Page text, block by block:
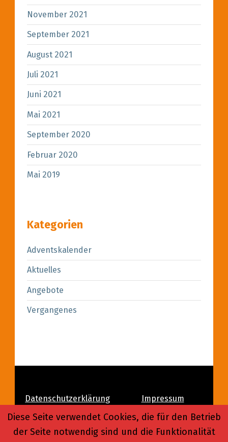
November 2021
September 2021
August 2021
Juli 2021
Juni 2021
Mai 2021
September 2020
Februar 2020
Mai 2019
Kategorien
Adventskalender
Aktuelles
Angebote
Vergangenes
Datenschutzerklärung Impressum
Login
Diese Seite verwendet Cookies, die für den Betrieb
der Seite notwendig sind und die Funktionalität